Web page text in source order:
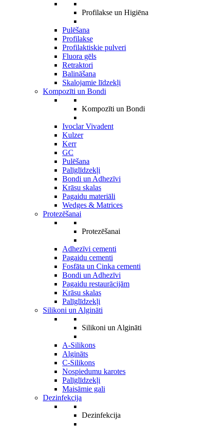
Profilakse un Higiēna
Pulēšana
Profilakse
Profilaktiskie pulveri
Fluora gēls
Retraktori
Balināšana
Skalojamie līdzekļi
Kompozīti un Bondi
Kompozīti un Bondi
Ivoclar Vivadent
Kulzer
Kerr
GC
Pulēšana
Palīglīdzekļi
Bondi un Adhezīvi
Krāsu skalas
Pagaidu materiāli
Wedges & Matrices
Protezēšanai
Protezēšanai
Adhezīvi cementi
Pagaidu cementi
Fosfāta un Cinka cementi
Bondi un Adhezīvi
Pagaidu restaurācijām
Krāsu skalas
Palīglīdzekļi
Silikoni un Algināti
Silikoni un Algināti
A-Silikons
Algināts
C-Silikons
Nospiedumu karotes
Palīglīdzekļi
Maisāmie gali
Dezinfekcija
Dezinfekcija